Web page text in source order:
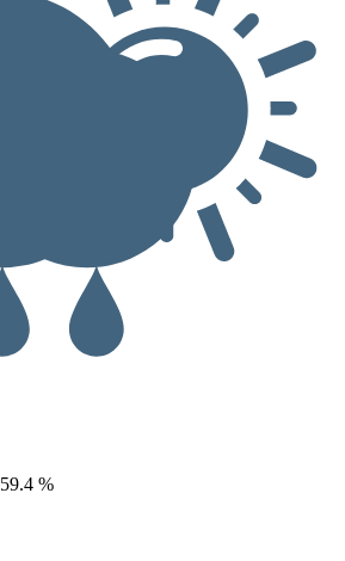
59.4 %